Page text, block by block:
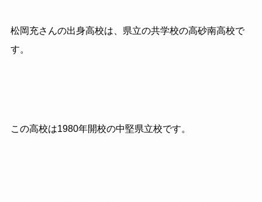
松岡充さんの出身高校は、県立の共学校の高砂南高校で
す。
この高校は1980年開校の中堅県立校です。